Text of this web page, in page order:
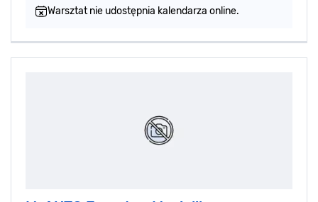
Warsztat nie udostępnia kalendarza online.